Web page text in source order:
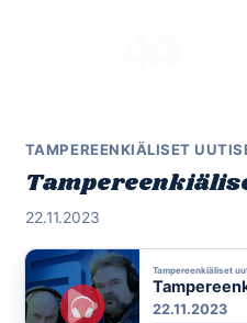
TAMPEREENKIÄLISET
22.11.2023
Tampereenkiäliset
22.11.2023